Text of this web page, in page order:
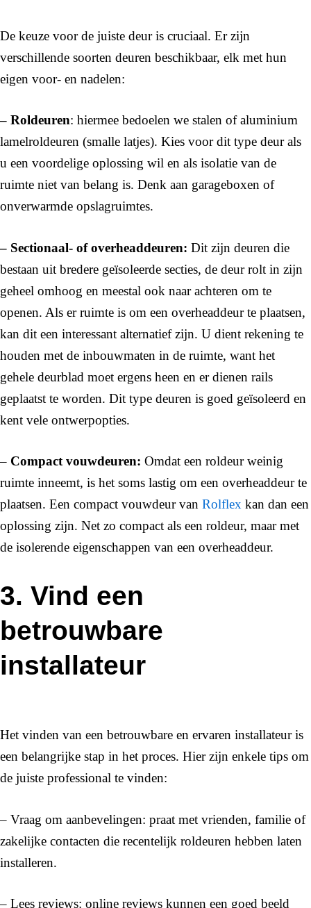
De keuze voor de juiste deur is cruciaal. Er zijn
verschillende soorten deuren beschikbaar, elk met hun
eigen voor- en nadelen:
– Roldeuren: hiermee bedoelen we stalen of aluminium
lamelroldeuren (smalle latjes). Kies voor dit type deur als
u een voordelige oplossing wil en als isolatie van de
ruimte niet van belang is. Denk aan garageboxen of
onverwarmde opslagruimtes.
– Sectionaal- of overheaddeuren: Dit zijn deuren die
bestaan uit bredere geïsoleerde secties, de deur rolt in zijn
geheel omhoog en meestal ook naar achteren om te
openen. Als er ruimte is om een overheaddeur te plaatsen,
kan dit een interessant alternatief zijn. U dient rekening te
houden met de inbouwmaten in de ruimte, want het
gehele deurblad moet ergens heen en er dienen rails
geplaatst te worden. Dit type deuren is goed geïsoleerd en
kent vele ontwerpopties.
– Compact vouwdeuren: Omdat een roldeur weinig
ruimte inneemt, is het soms lastig om een overheaddeur te
plaatsen. Een compact vouwdeur van Rolflex kan dan een
oplossing zijn. Net zo compact als een roldeur, maar met
de isolerende eigenschappen van een overheaddeur.
3. Vind een
betrouwbare
installateur
Het vinden van een betrouwbare en ervaren installateur is
een belangrijke stap in het proces. Hier zijn enkele tips om
de juiste professional te vinden:
– Vraag om aanbevelingen: praat met vrienden, familie of
zakelijke contacten die recentelijk roldeuren hebben laten
installeren.
– Lees reviews: online reviews kunnen een goed beeld